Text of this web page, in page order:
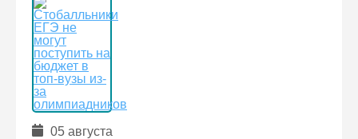
05 августа